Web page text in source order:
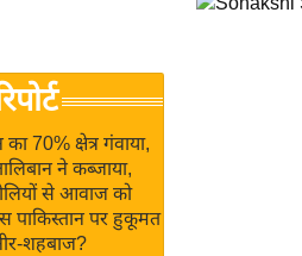
70% क्षेत्र गंवाया,
ने कब्जाया,
से आवाज को
पाकिस्तान पर हुकूमत
शहबाज?